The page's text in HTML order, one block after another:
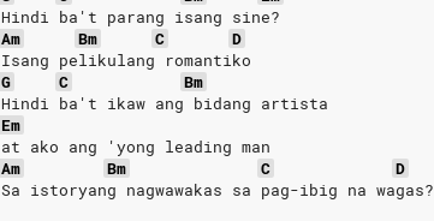
Hindi ba't parang isang sine?
Am
Bm C
D
Isang pelikulang romantiko
G
C
Bm
Hindi ba't ikaw ang bidang artista
Em
at ako ang 'yong leading man
Am
Bm C
D
Sa istoryang nagwawakas sa pag-ibig na wagas?